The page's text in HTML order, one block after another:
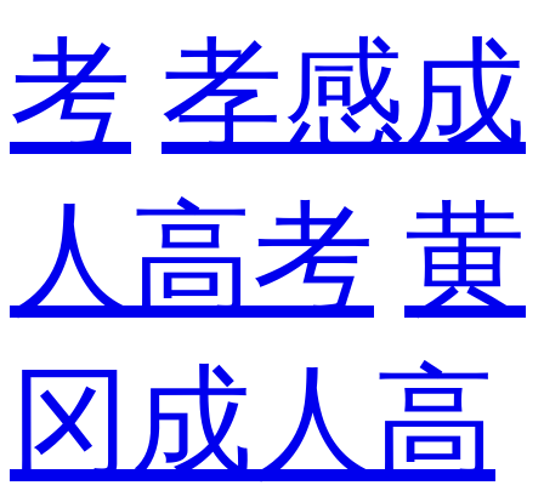
考 孝感成
人高考 黄
冈成人高